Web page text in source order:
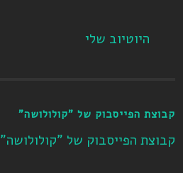
היוטיוב שלי
קבוצת הפייסבוק של "קולולושה"
קבוצת הפייסבוק של "קולולושה"